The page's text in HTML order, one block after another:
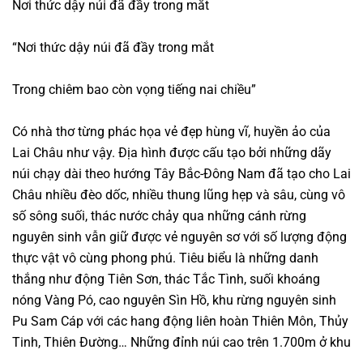
Nơi thức dậy núi đã đầy trong mắt
“Nơi thức dậy núi đã đầy trong mắt
Trong chiêm bao còn vọng tiếng nai chiều”
Có nhà thơ từng phác họa vẻ đẹp hùng vĩ, huyền ảo của
Lai Châu như vậy. Địa hình được cấu tạo bởi những dãy
núi chạy dài theo hướng Tây Bắc-Đông Nam đã tạo cho Lai
Châu nhiều đèo dốc, nhiều thung lũng hẹp và sâu, cùng vô
số sông suối, thác nước chảy qua những cánh rừng
nguyên sinh vẫn giữ được vẻ nguyên sơ với số lượng động
thực vật vô cùng phong phú. Tiêu biểu là những danh
thắng như động Tiên Sơn, thác Tắc Tình, suối khoáng
nóng Vàng Pó, cao nguyên Sìn Hồ, khu rừng nguyên sinh
Pu Sam Cáp với các hang động liên hoàn Thiên Môn, Thủy
Tinh, Thiên Đường… Những đỉnh núi cao trên 1.700m ở khu